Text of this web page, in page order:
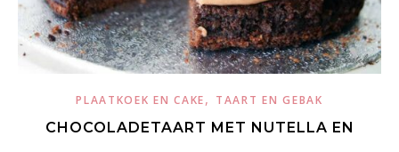
PLAATKOEK EN CAKE, TAART EN GEBAK
CHOCOLADETAART MET NUTELLA EN